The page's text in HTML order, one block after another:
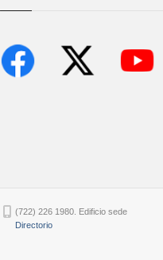
(722) 226 1980. Edificio sede
Directorio